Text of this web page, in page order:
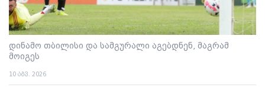
დინამო თბილისი და სამგურალი აგებდნენ, მაგრამ
მოიგეს
10 აგვ. 2026